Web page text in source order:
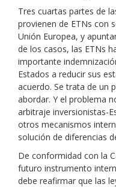
Tres cuartas partes de
provienen de ETNs con
Unión Europea, y
de los casos, las ETNs
importante
Estados a reducir sus
acuerdo. Se trata de un
abordar. Y el problema
arbitraje inversionistas-
otros mecanismos
solución de diferencias
De conformidad con la
futuro instrumento
debe reafirmar que las